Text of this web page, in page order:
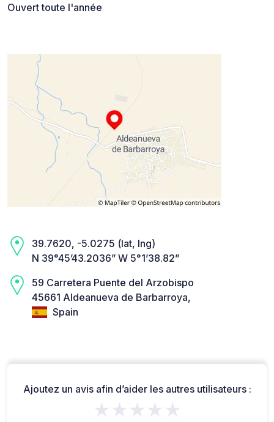
Ouvert toute l'année
39.7620, -5.0275 (lat, lng)
N 39°45’43.2036” W 5°1’38.82”
59 Carretera Puente del Arzobispo
45661 Aldeanueva de Barbarroya,
Spain
Ajoutez un avis afin d’aider les autres utilisateurs :
★★★★★